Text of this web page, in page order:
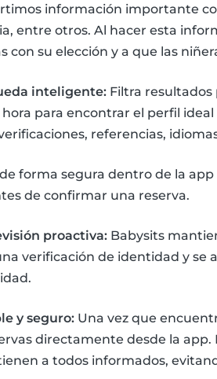
información importante
entre otros. Al hacer esta
con su elección y a que las
inteligente: Filtra resultados
para encontrar el perfil
referencias,
forma segura dentro de la
de confirmar una reserva.
proactiva: Babysits
verificación de identidad y se
y seguro: Una vez que
directamente desde la
a todos informados,